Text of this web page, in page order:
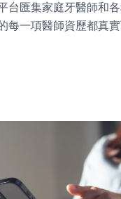
台匯集家庭牙醫師和
每一項醫師資歷都真